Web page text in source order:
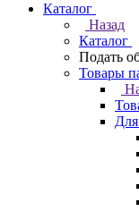
Каталог
Назад
Каталог
Подать
Товары